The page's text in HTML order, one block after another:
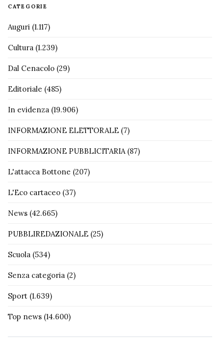
CATEGORIE
Auguri (1.117)
Cultura (1.239)
Dal Cenacolo (29)
Editoriale (485)
In evidenza (19.906)
INFORMAZIONE ELETTORALE (7)
INFORMAZIONE PUBBLICITARIA(87)
L'attacca Bottone (207)
L'Eco cartaceo (37)
News (42.665)
PUBBLIREDAZIONALE (25)
Scuola (534)
Senza categoria (2)
Sport (1.639)
Top news (14.600)